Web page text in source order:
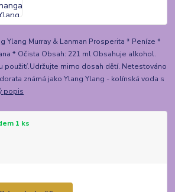
Ylang Murray & Lanman Prosperita * Peníze *
* Očista Obsah: 221 ml Obsahuje alkohol.
použití.Udržujte mimo dosah dětí. Netestováno
známá jako Ylang Ylang - kolínská voda s
popis
1 ks